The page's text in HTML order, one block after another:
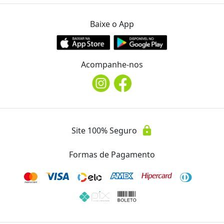
(43) 3026.4066
Essa oferta ainda não possui avaliações.
Baixe o App
Acompanhe-nos
Site 100% Seguro lock
Formas de Pagamento